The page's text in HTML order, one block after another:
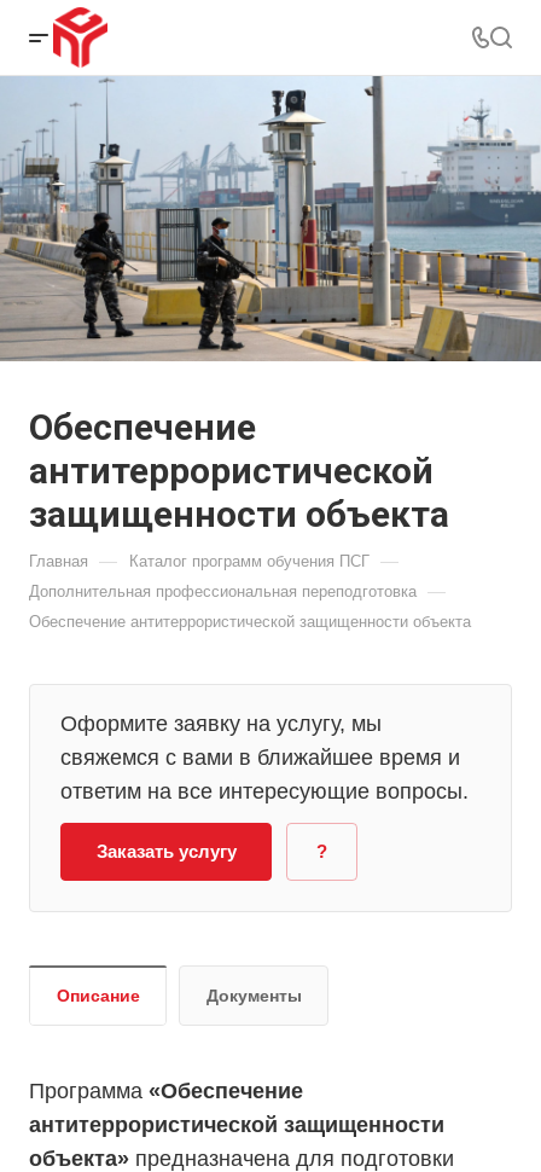
Обеспечение
антитеррористической
защищенности объекта
Главная — Каталог программ обучения ПСГ —
Дополнительная профессиональная переподготовка —
Обеспечение антитеррористической защищенности объекта
Оформите заявку на услугу, мы
свяжемся с вами в ближайшее время и
ответим на все интересующие вопросы.
Заказать услугу ?
Описание Документы
Программа «Обеспечение
антитеррористической защищенности
объекта» предназначена для подготовки